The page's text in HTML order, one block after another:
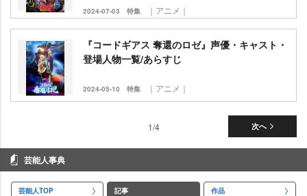
2024-07-03 特集 ｜アニメ｜
『コードギアス 奪還のロゼ』声優・キャスト・
登場人物一覧/あらすじ
2024-05-10 特集 ｜アニメ｜
次へ
1/4
芸能人事典
芸能人TOP 記事 作品